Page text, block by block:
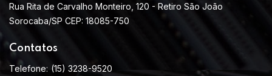
Rua Rita de Carvalho Monteiro, 120 - Retiro São João
Sorocaba/SP CEP: 18085-750
Contatos
Telefone: (15) 3238-9520